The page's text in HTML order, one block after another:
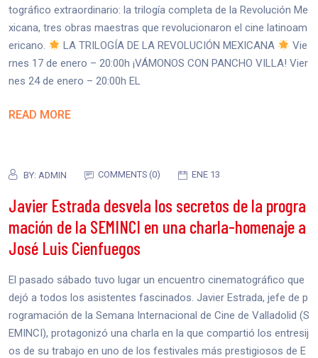
tográfico extraordinario: la trilogía completa de la Revolución Me
xicana, tres obras maestras que revolucionaron el cine latinoam
ericano.
LA TRILOGÍA DE LA REVOLUCIÓN MEXICANA
Vie
rnes 17 de enero – 20:00h ¡VÁMONOS CON PANCHO VILLA! Vier
nes 24 de enero – 20:00h EL
READ MORE
BY: ADMIN COMMENTS (0) ENE 13
Javier Estrada desvela los secretos de la progra
mación de la SEMINCI en una charla-homenaje a
José Luis Cienfuegos
El pasado sábado tuvo lugar un encuentro cinematográfico que
dejó a todos los asistentes fascinados. Javier Estrada, jefe de p
rogramación de la Semana Internacional de Cine de Valladolid (S
EMINCI), protagonizó una charla en la que compartió los entresij
os de su trabajo en uno de los festivales más prestigiosos de E